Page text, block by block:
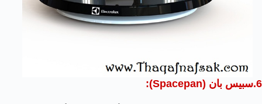
6.سبيس بان (Spacepan):